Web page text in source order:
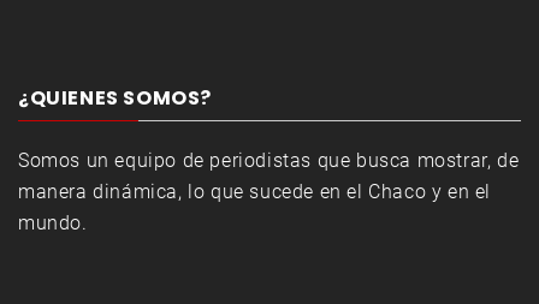
¿QUIENES SOMOS?
Somos un equipo de periodistas que busca mostrar, de
manera dinámica, lo que sucede en el Chaco y en el
mundo.